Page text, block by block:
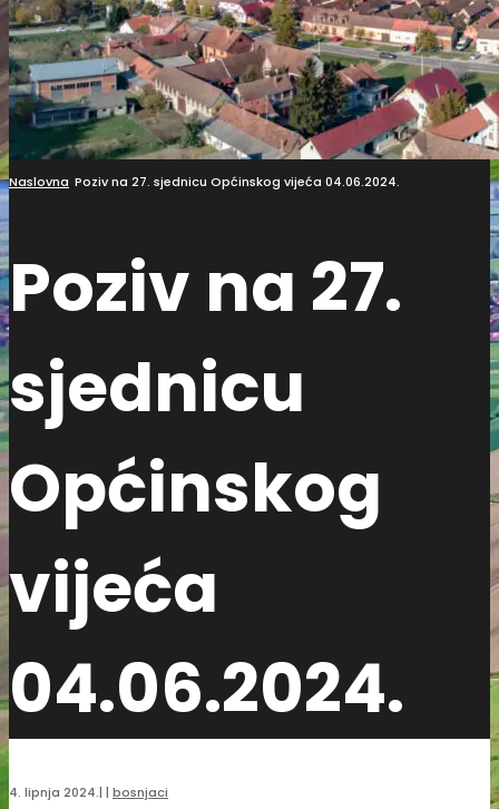
Naslovna Poziv na 27. sjednicu Općinskog vijeća 04.06.2024.
Poziv na 27.
sjednicu
Općinskog
vijeća
04.06.2024.
4. lipnja 2024.| | bosnjaci